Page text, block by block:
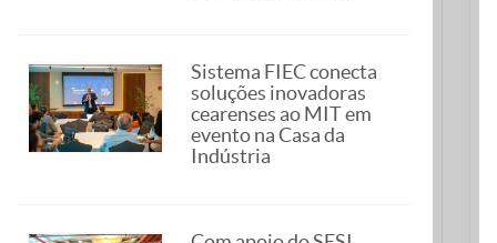
Sistema FIEC conecta
soluções inovadoras
cearenses ao MIT em
evento na Casa da
Indústria